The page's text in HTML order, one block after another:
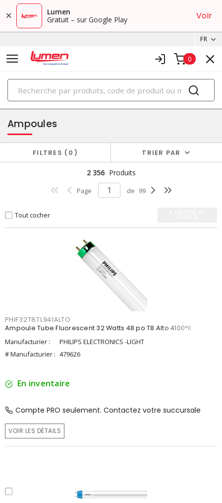
Lumen
Gratuit – sur Google Play
Voir
FR
0
PRODUITS
éclairage
Ampoules
FILTRES 0 TRIER PAR
2 356 Produits
Page de 99
Tout cocher
PHIF32T8TL941ALTO
Ampoule Tube Fluorescent 32 Watts 48 po T8 Alto 4100°K
Manufacturier :
PHILIPS ELECTRONICS -LIGHT
# Manufacturier : 479626
En inventaire
Compte PRO seulement. Contactez votre succursale
VOIR LES DÉTAILS